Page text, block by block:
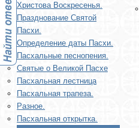
Христова Воскресенья.
Празднование Святой
Пасхи.
Определение даты Пасхи.
Пасхальные песнопения.
Святые о Великой Пасхе
Пасхальная лестница
Пасхальная трапеза.
Разное.
Пасхальная открытка.